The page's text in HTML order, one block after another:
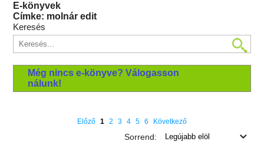
E-könyvek
Címke: molnár edit
Keresés
Még nincs e-könyve? Válogasson
nálunk!
Előző 1 2 3 4 5 6 Következő
Sorrend: